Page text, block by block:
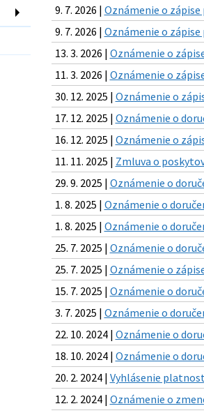
9. 7. 2026 | Oznámenie o
9. 7. 2026 | Oznámenie o
13. 3. 2026 | Oznámenie o
11. 3. 2026 | Oznámenie o
30. 12. 2025 | Oznámenie o
17. 12. 2025 | Oznámenie o
16. 12. 2025 | Oznámenie o
11. 11. 2025 | Zmluva o
29. 9. 2025 | Oznámenie o
1. 8. 2025 | Oznámenie o
1. 8. 2025 | Oznámenie o
25. 7. 2025 | Oznámenie o
25. 7. 2025 | Oznámenie o
15. 7. 2025 | Oznámenie o
3. 7. 2025 | Oznámenie o
22. 10. 2024 | Oznámenie o
18. 10. 2024 | Oznámenie o
20. 2. 2024 | Vyhlásenie
12. 2. 2024 | Oznámenie o